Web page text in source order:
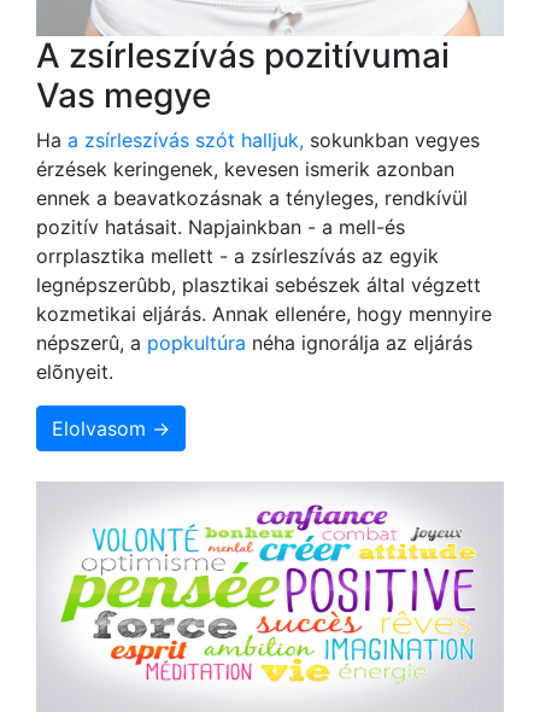
A zsírleszívás pozitívumai
Vas megye
Ha a zsírleszívás szót halljuk, sokunkban vegyes
érzések keringenek, kevesen ismerik azonban
ennek a beavatkozásnak a tényleges, rendkívül
pozitív hatásait. Napjainkban - a mell-és
orrplasztika mellett - a zsírleszívás az egyik
legnépszerûbb, plasztikai sebészek által végzett
kozmetikai eljárás. Annak ellenére, hogy mennyire
népszerû, a popkultúra néha ignorálja az eljárás
elõnyeit.
Elolvasom →